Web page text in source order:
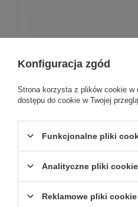
Konfiguracja zgód
Strona korzysta z plików cookie w
dostępu do cookie w Twojej
Funkcjonalne pliki
Analityczne pliki cookie
Reklamowe pliki cookie